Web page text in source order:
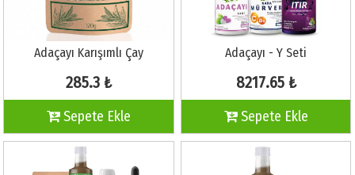
Adaçayı Karışımlı Çay
285.3 ₺
Sepete Ekle
Adaçayı - Y Seti
8217.65 ₺
Sepete Ekle